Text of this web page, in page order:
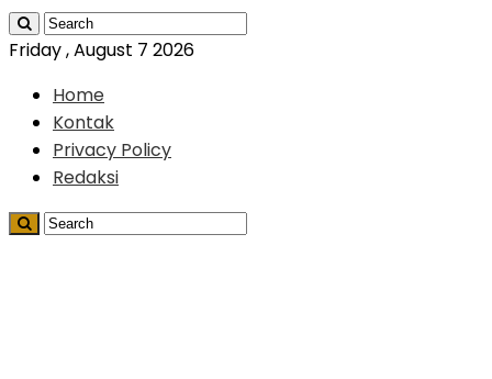
Friday , August 7 2026
Home
Kontak
Privacy Policy
Redaksi